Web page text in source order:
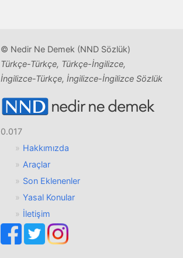
© Nedir Ne Demek (NND Sözlük)
Türkçe-Türkçe, Türkçe-İngilizce,
İngilizce-Türkçe, İngilizce-İngilizce Sözlük
0.017
Hakkımızda
Araçlar
Son Eklenenler
Yasal Konular
İletişim